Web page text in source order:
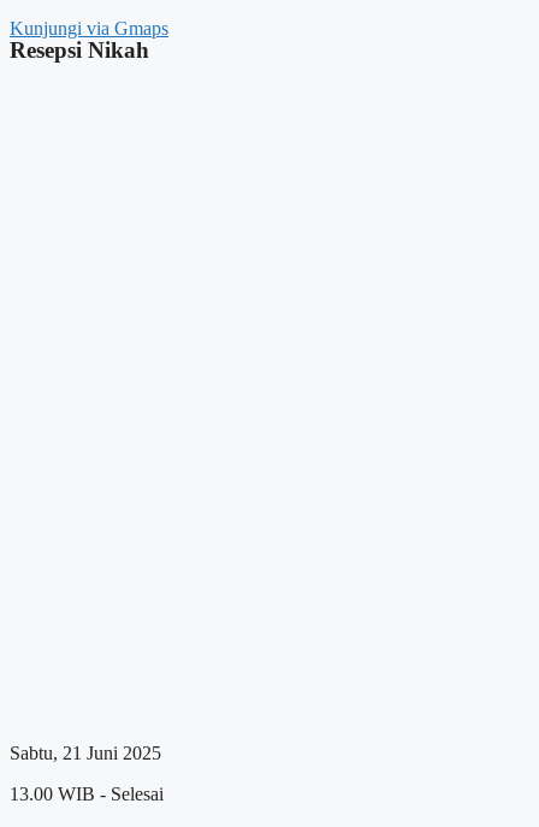
Kunjungi via Gmaps
Resepsi Nikah
Sabtu, 21 Juni 2025
13.00 WIB - Selesai